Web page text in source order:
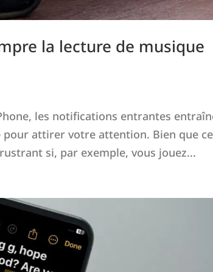
la lecture de musique
les notifications entrantes
attirer votre attention. Bien que
si, par exemple, vous jouez...